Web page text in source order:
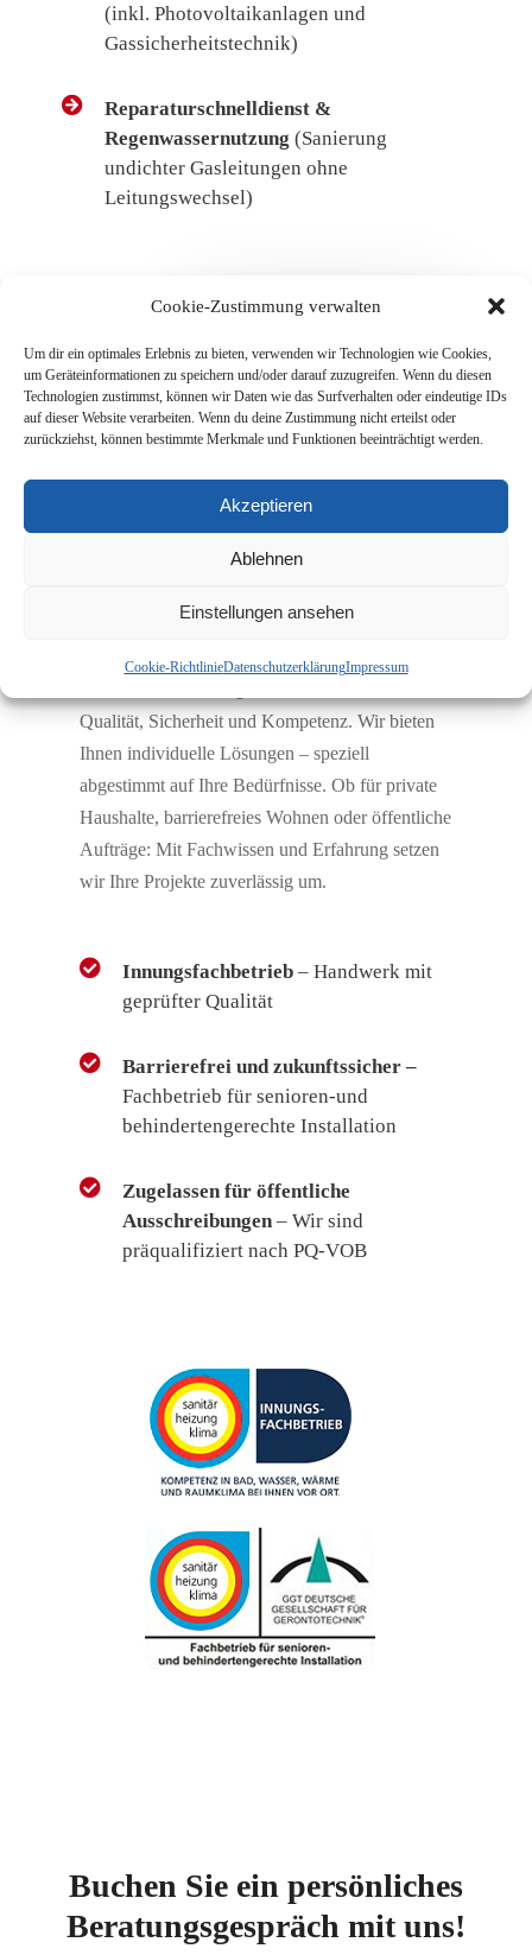
Cookie-Zustimmung verwalten
Um dir ein optimales Erlebnis zu bieten, verwenden wir Technologien wie Cookies,
um Geräteinformationen zu speichern und/oder darauf zuzugreifen. Wenn du diesen
Technologien zustimmst, können wir Daten wie das Surfverhalten oder eindeutige IDs
auf dieser Website verarbeiten. Wenn du deine Zustimmung nicht erteilst oder
zurückziehst, können bestimmte Merkmale und Funktionen beeinträchtigt werden.
Akzeptieren
Ablehnen
Einstellungen ansehen
Cookie-RichtlinieDatenschutzerklärungImpressum
(inkl. Photovoltaikanlagen und
Gassicherheitstechnik)
Reparaturschnelldienst &
Regenwassernutzung (Sanierung
undichter Gasleitungen ohne
Leitungswechsel)
Zertifizierte Qualität
Qualität, Sicherheit und Kompetenz. Wir bieten
Ihnen individuelle Lösungen – speziell
abgestimmt auf Ihre Bedürfnisse. Ob für private
Haushalte, barrierefreies Wohnen oder öffentliche
Aufträge: Mit Fachwissen und Erfahrung setzen
wir Ihre Projekte zuverlässig um.
Innungsfachbetrieb– Handwerk mit
geprüfter Qualität
Barrierefrei und zukunftssicher –
Fachbetrieb für senioren-und
behindertengerechte Installation
Zugelassen für öffentliche
Ausschreibungen– Wir sind
präqualifiziert nach PQ-VOB
Buchen Sie ein persönliches
Beratungsgespräch mit uns!